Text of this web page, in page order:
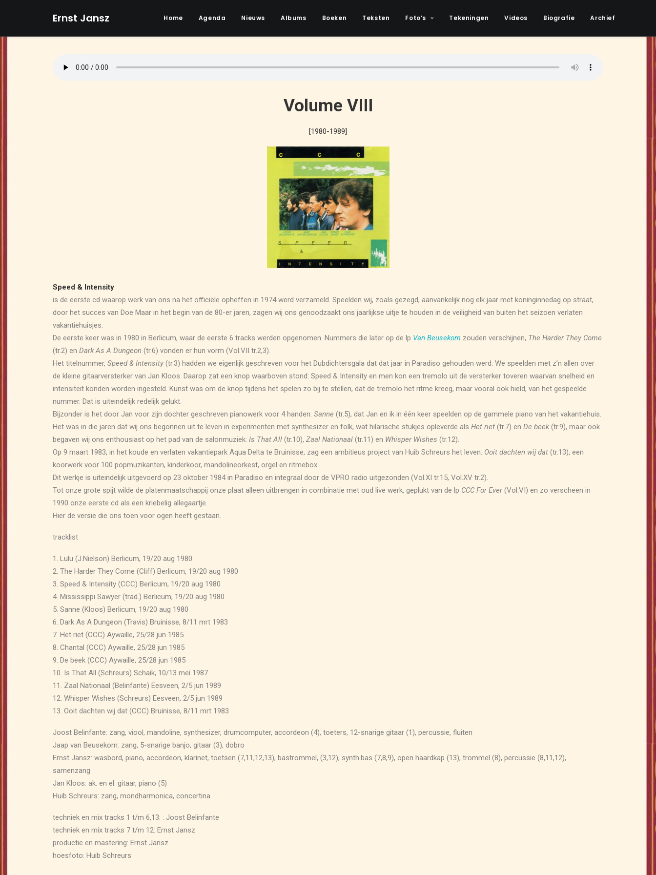
Ernst Jansz Home Agenda Nieuws Albums Boeken Teksten Foto’s Tekeningen Videos Biografie Archief
Volume VIII
[1980-1989]
Speed & Intensity
is de eerste cd waarop werk van ons na het officiële opheffen in 1974 werd verzameld. Speelden wij, zoals gezegd, aanvankelijk nog elk jaar met koninginnedag op straat,
door het succes van Doe Maar in het begin van de 80-er jaren, zagen wij ons genoodzaakt ons jaarlijkse uitje te houden in de veiligheid van buiten het seizoen verlaten
vakantiehuisjes.
De eerste keer was in 1980 in Berlicum, waar de eerste 6 tracks werden opgenomen. Nummers die later op de lp Van Beusekom zouden verschijnen, The Harder They Come
(tr.2) en Dark As A Dungeon (tr.6) vonden er hun vorm (Vol.VII tr.2,3).
Het titelnummer, Speed & Intensity (tr.3) hadden we eigenlijk geschreven voor het Dubdichtersgala dat dat jaar in Paradiso gehouden werd. We speelden met z’n allen over
de kleine gitaarversterker van Jan Kloos. Daarop zat een knop waarboven stond: Speed & Intensity en men kon een tremolo uit de versterker toveren waarvan snelheid en
intensiteit konden worden ingesteld. Kunst was om de knop tijdens het spelen zo bij te stellen, dat de tremolo het ritme kreeg, maar vooral ook hield, van het gespeelde
nummer. Dat is uiteindelijk redelijk gelukt.
Bijzonder is het door Jan voor zijn dochter geschreven pianowerk voor 4 handen: Sanne (tr.5), dat Jan en ik in één keer speelden op de gammele piano van het vakantiehuis.
Het was in die jaren dat wij ons begonnen uit te leven in experimenten met synthesizer en folk, wat hilarische stukjes opleverde als Het riet (tr.7) en De beek(tr.9), maar ook
begaven wij ons enthousiast op het pad van de salonmuziek: Is That All (tr.10), Zaal Nationaal (tr.11) en Whisper Wishes (tr.12).
Op 9 maart 1983, in het koude en verlaten vakantiepark Aqua Delta te Bruinisse, zag een ambitieus project van Huib Schreurs het leven: Ooit dachten wij dat (tr.13), een
koorwerk voor 100 popmuzikanten, kinderkoor, mandolineorkest, orgel en ritmebox.
Dit werkje is uiteindelijk uitgevoerd op 23 oktober 1984 in Paradiso en integraal door de VPRO radio uitgezonden (Vol.XI tr.15, Vol.XV tr.2).
Tot onze grote spijt wilde de platenmaatschappij onze plaat alleen uitbrengen in combinatie met oud live werk, geplukt van de lp CCC For Ever(Vol.VI) en zo verscheen in
1990 onze eerste cd als een kriebelig allegaartje.
Hier de versie die ons toen voor ogen heeft gestaan.
tracklist
1. Lulu (J.Nielson) Berlicum, 19/20 aug 1980
2. The Harder They Come (Cliff) Berlicum, 19/20 aug 1980
3. Speed & Intensity (CCC) Berlicum, 19/20 aug 1980
4. Mississippi Sawyer (trad.) Berlicum, 19/20 aug 1980
5. Sanne (Kloos) Berlicum, 19/20 aug 1980
6. Dark As A Dungeon (Travis) Bruinisse, 8/11 mrt 1983
7. Het riet (CCC) Aywaille, 25/28 jun 1985
8. Chantal (CCC) Aywaille, 25/28 jun 1985
9. De beek (CCC) Aywaille, 25/28 jun 1985
10. Is That All (Schreurs) Schaik, 10/13 mei 1987
11. Zaal Nationaal (Belinfante) Eesveen, 2/5 jun 1989
12. Whisper Wishes (Schreurs) Eesveen, 2/5 jun 1989
13. Ooit dachten wij dat (CCC) Bruinisse, 8/11 mrt 1983
Joost Belinfante: zang, viool, mandoline, synthesizer, drumcomputer, accordeon (4), toeters, 12-snarige gitaar (1), percussie, fluiten
Jaap van Beusekom: zang, 5-snarige banjo, gitaar (3), dobro
Ernst Jansz: wasbord, piano, accordeon, klarinet, toetsen (7,11,12,13), bastrommel, (3,12), synth.bas (7,8,9), open haardkap (13), trommel (8), percussie (8,11,12),
samenzang
Jan Kloos: ak. en el. gitaar, piano (5)
Huib Schreurs: zang, mondharmonica, concertina
techniek en mix tracks 1 t/m 6,13: : Joost Belinfante
techniek en mix tracks 7 t/m 12: Ernst Jansz
productie en mastering: Ernst Jansz
hoesfoto: Huib Schreurs